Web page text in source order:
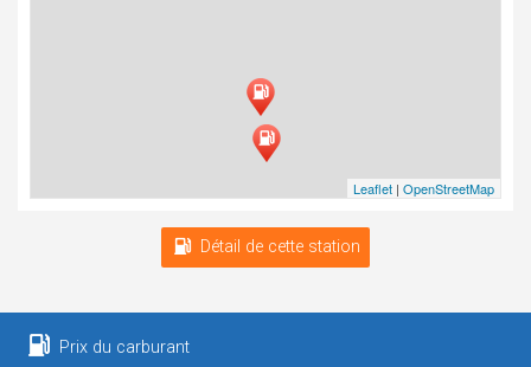
Leaflet | OpenStreetMap
Détail de cette station
Prix du carburant